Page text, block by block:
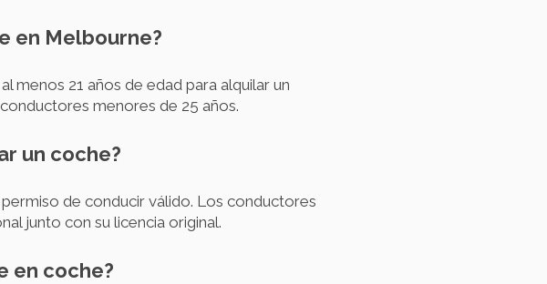
en Melbourne?
menos 21 años de edad para alquilar un
menores de 25 años.
un coche?
de conducir válido. Los conductores
junto con su licencia original.
en coche?